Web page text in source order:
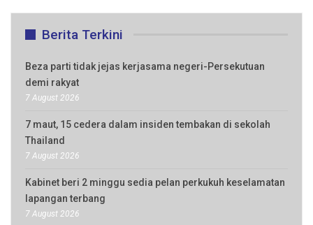
Berita Terkini
Beza parti tidak jejas kerjasama negeri-Persekutuan
demi rakyat
7 August 2026
7 maut, 15 cedera dalam insiden tembakan di sekolah
Thailand
7 August 2026
Kabinet beri 2 minggu sedia pelan perkukuh keselamatan
lapangan terbang
7 August 2026